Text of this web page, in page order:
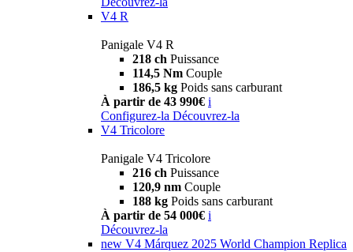
V4 R
Panigale V4 R
218 ch Puissance
114,5 Nm Couple
186,5 kg Poids sans carburant
À partir de 43 990€ i
Configurez-la Découvrez-la
V4 Tricolore
Panigale V4 Tricolore
216 ch Puissance
120,9 nm Couple
188 kg Poids sans carburant
À partir de 54 000€ i
Découvrez-la
new V4 Márquez 2025 World Champion Replica